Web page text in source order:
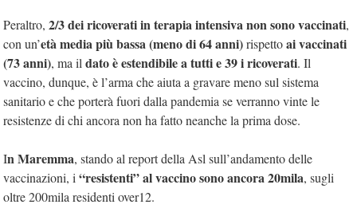
Peraltro, 2/3 dei ricoverati in terapia intensiva non sono vaccinati,
con un’età media più bassa (meno di 64 anni)rispettoai vaccinati
(73 anni), ma il dato è estendibile a tutti e 39 i ricoverati. Il
vaccino, dunque, è l’arma che aiuta a gravare meno sul sistema
sanitario e che porterà fuori dalla pandemia se verranno vinte le
resistenze di chi ancora non ha fatto neanche la prima dose.
In Maremma, stando al report della Asl sull’andamento delle
vaccinazioni, i “resistenti” al vaccino sono ancora 20mila, sugli
oltre 200mila residenti over12.